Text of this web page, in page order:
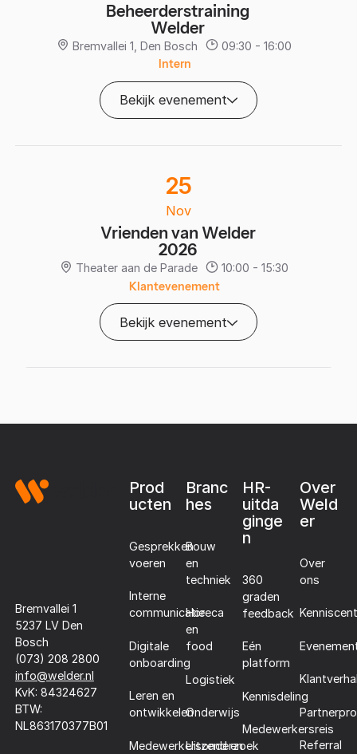
Beheerderstraining
Welder
Bremvallei 1, Den Bosch 09:30 - 16:00
Intern
Bekijk evenement
25
Nov
Vrienden van Welder
2026
Theater aan de Parade 10:00 - 15:30
Klantevenement
Bekijk evenement
Bremvallei 1
5237 LV Den
Bosch
(073) 208 2800
info@welder.nl
KvK: 84324627
BTW:
NL863170377B01
Prod
ucten
Gesprekken
voeren
Interne
communicatie
Digitale
onboarding
Leren en
ontwikkelen
Medewerkersonderzoek
Branc
hes
Bouw
en
techniek
Horeca
en
food
Logistiek
Onderwijs
Uitzend en
HR-
uitda
ginge
n
360
graden
feedback
Eén
platform
Kennisdeling
Medewerkersreis
Over
Weld
er
Over
ons
Referral